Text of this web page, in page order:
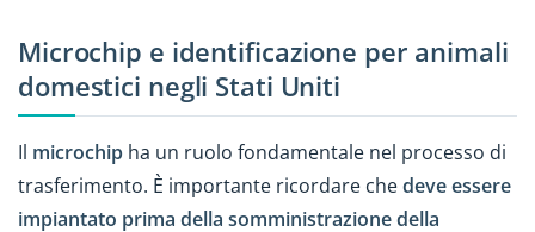
Microchip e identificazione per animali
domestici negli Stati Uniti
Il microchip ha un ruolo fondamentale nel processo di
trasferimento. È importante ricordare chedeve essere
impiantato prima della somministrazione della